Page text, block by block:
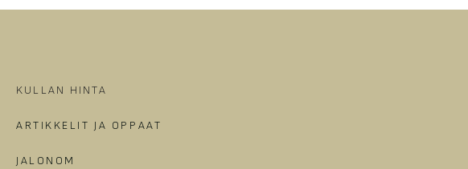
KULLAN HINTA
ARTIKKELIT JA OPPAAT
JALONOM